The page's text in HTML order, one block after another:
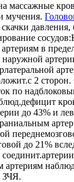
массажные
мучения.
давления,
в
2
по
до 43% и
до 21%
артериям
ЗЧЯ.